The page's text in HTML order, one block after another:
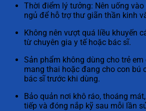
Thời điểm lý tưởng: Nên uống
ngủ để hỗ trợ thư giãn thần kinh
Không nên vượt quá liều khuyến
từ chuyên gia y tế hoặc bác sĩ.
Sản phẩm không dùng cho trẻ
mang thai hoặc đang cho con bú
bác sĩ trước khi dùng.
Bảo quản nơi khô ráo, thoáng
tiếp và đóng nắp kỹ sau mỗi lần